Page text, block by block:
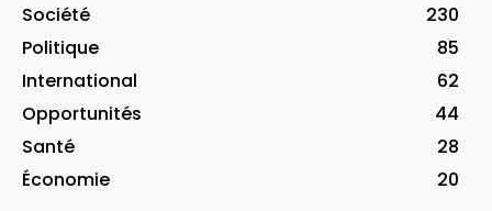
Société
230
Politique
85
International
62
Opportunités
44
Santé
28
Économie
20